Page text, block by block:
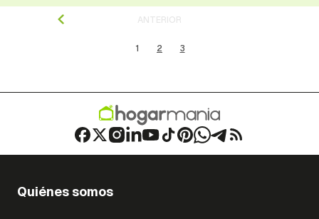
ANTERIOR
1 2 3
Quiénes somos